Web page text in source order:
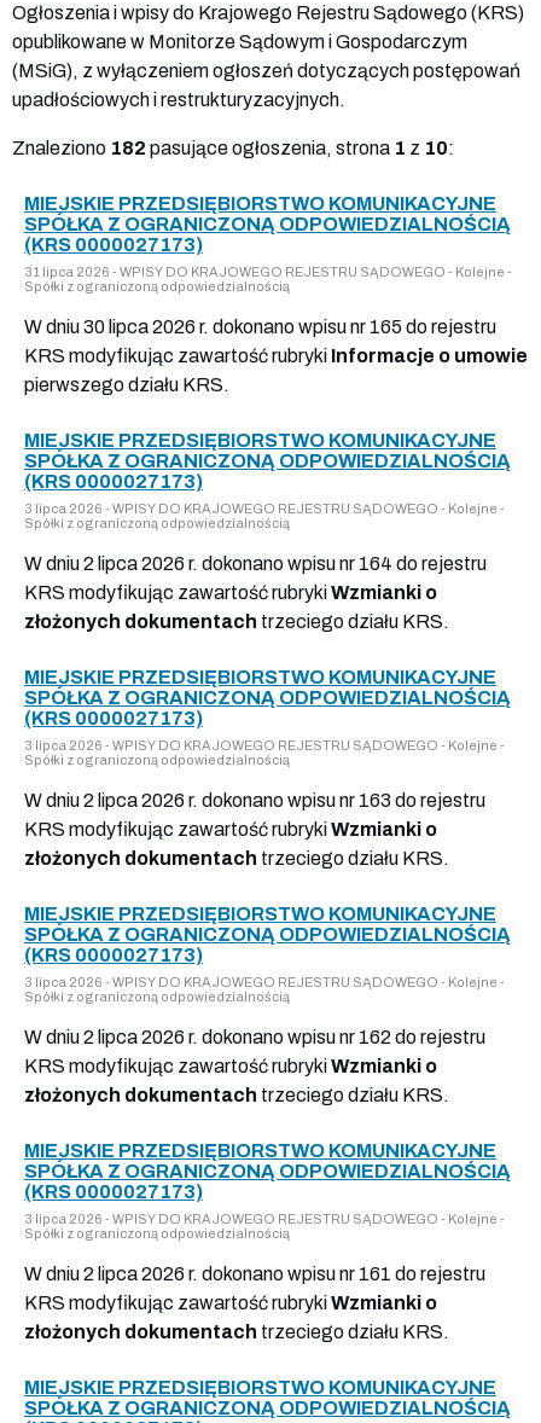
Ogłoszenia i wpisy do Krajowego Rejestru Sądowego (KRS)
opublikowane w Monitorze Sądowym i Gospodarczym
(MSiG), z wyłączeniem ogłoszeń dotyczących postępowań
upadłościowych i restrukturyzacyjnych.
Znaleziono 182 pasujące ogłoszenia, strona 1 z 10:
MIEJSKIE PRZEDSIĘBIORSTWO KOMUNIKACYJNE
SPÓŁKA Z OGRANICZONĄ ODPOWIEDZIALNOŚCIĄ
(KRS 0000027173)
31 lipca 2026 - WPISY DO KRAJOWEGO REJESTRU SĄDOWEGO - Kolejne -
Spółki z ograniczoną odpowiedzialnością
W dniu 30 lipca 2026 r. dokonano wpisu nr 165 do rejestru
KRS modyfikując zawartość rubryki Informacje o umowie
pierwszego działu KRS.
MIEJSKIE PRZEDSIĘBIORSTWO KOMUNIKACYJNE
SPÓŁKA Z OGRANICZONĄ ODPOWIEDZIALNOŚCIĄ
(KRS 0000027173)
3 lipca 2026 - WPISY DO KRAJOWEGO REJESTRU SĄDOWEGO - Kolejne -
Spółki z ograniczoną odpowiedzialnością
W dniu 2 lipca 2026 r. dokonano wpisu nr 164 do rejestru
KRS modyfikując zawartość rubrykiWzmianki o
złożonych dokumentach trzeciego działu KRS.
MIEJSKIE PRZEDSIĘBIORSTWO KOMUNIKACYJNE
SPÓŁKA Z OGRANICZONĄ ODPOWIEDZIALNOŚCIĄ
(KRS 0000027173)
3 lipca 2026 - WPISY DO KRAJOWEGO REJESTRU SĄDOWEGO - Kolejne -
Spółki z ograniczoną odpowiedzialnością
W dniu 2 lipca 2026 r. dokonano wpisu nr 163 do rejestru
KRS modyfikując zawartość rubrykiWzmianki o
złożonych dokumentach trzeciego działu KRS.
MIEJSKIE PRZEDSIĘBIORSTWO KOMUNIKACYJNE
SPÓŁKA Z OGRANICZONĄ ODPOWIEDZIALNOŚCIĄ
(KRS 0000027173)
3 lipca 2026 - WPISY DO KRAJOWEGO REJESTRU SĄDOWEGO - Kolejne -
Spółki z ograniczoną odpowiedzialnością
W dniu 2 lipca 2026 r. dokonano wpisu nr 162 do rejestru
KRS modyfikując zawartość rubrykiWzmianki o
złożonych dokumentach trzeciego działu KRS.
MIEJSKIE PRZEDSIĘBIORSTWO KOMUNIKACYJNE
SPÓŁKA Z OGRANICZONĄ ODPOWIEDZIALNOŚCIĄ
(KRS 0000027173)
3 lipca 2026 - WPISY DO KRAJOWEGO REJESTRU SĄDOWEGO - Kolejne -
Spółki z ograniczoną odpowiedzialnością
W dniu 2 lipca 2026 r. dokonano wpisu nr 161 do rejestru
KRS modyfikując zawartość rubrykiWzmianki o
złożonych dokumentach trzeciego działu KRS.
MIEJSKIE PRZEDSIĘBIORSTWO KOMUNIKACYJNE
SPÓŁKA Z OGRANICZONĄ ODPOWIEDZIALNOŚCIĄ